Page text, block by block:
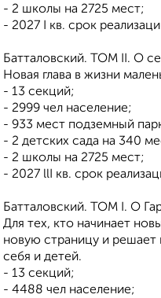
- 2 школы на 2725 мест;
- 2027 I кв. срок
Батталовский. ТОМ II. О
Новая глава в жизни
- 13 секций;
- 2999 чел население;
- 933 мест подземный
- 2 детских сада на 340
- 2 школы на 2725 мест;
- 2027 llI кв. срок
Батталовский. ТОМ I. О
Для тех, кто начинает
новую страницу и решает
себя и детей.
- 13 секций;
- 4488 чел население;